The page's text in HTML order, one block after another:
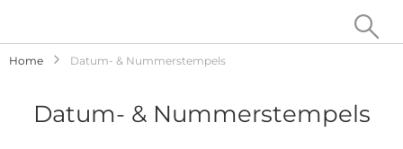
Home Datum- & Nummerstempels
Datum- & Nummerstempels